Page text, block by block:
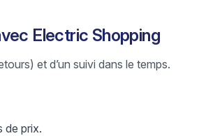
Electric Shopping
et d’un suivi dans le temps.
de prix.